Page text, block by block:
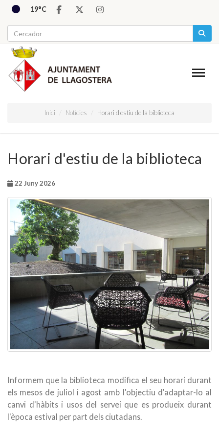
19°C
Inici Notícies Horari d'estiu de la biblioteca
Horari d'estiu de la biblioteca
22 Juny 2026
Informem que la biblioteca modifica el seu horari durant
els mesos de juliol i agost amb l'objectiu d'adaptar-lo al
canvi d'hàbits i usos del servei que es produeix durant
l'època estival per part dels ciutadans.